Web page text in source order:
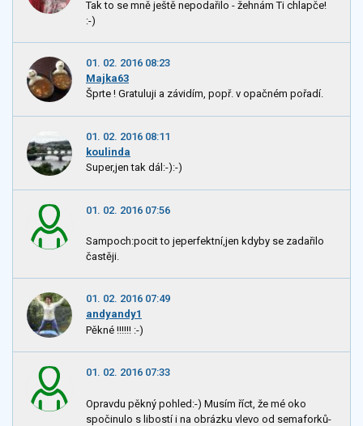
Tak to se mně ještě nepodařilo - žehnám Ti chlapče!
:-)
01. 02. 2016 08:23
Majka63
Šprte ! Gratuluji a závidím, popř. v opačném pořadí.
01. 02. 2016 08:11
koulinda
Super,jen tak dál:-):-)
01. 02. 2016 07:56
Sampoch:pocit to jeperfektní,jen kdyby se zadařilo
častěji.
01. 02. 2016 07:49
andyandy1
Pěkné !!!!!! :-)
01. 02. 2016 07:33
Opravdu pěkný pohled:-) Musím říct, že mé oko
spočinulo s libostí i na obrázku vlevo od semaforků-